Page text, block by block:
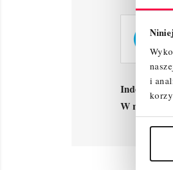
i
Indeks
W magazynie